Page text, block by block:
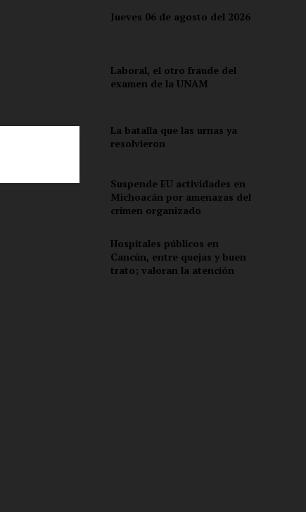
Jueves 06 de agosto del 2026
Laboral, el otro fraude del
examen de la UNAM
La batalla que las urnas ya
resolvieron
Suspende EU actividades en
Michoacán por amenazas del
crimen organizado
Hospitales públicos en
Cancún, entre quejas y buen
trato; valoran la atención